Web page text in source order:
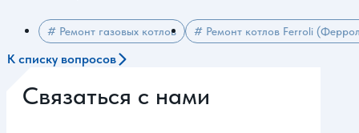
# Ремонт газовых котлов # Ремонт котлов Ferroli
К списку вопросов
Связаться с нами